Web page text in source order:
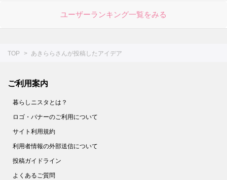
ユーザーランキング一覧をみる
TOP あきららさんが投稿したアイデア
ご利用案内
暮らしニスタとは？
ロゴ・バナーのご利用について
サイト利用規約
利用者情報の外部送信について
投稿ガイドライン
よくあるご質問